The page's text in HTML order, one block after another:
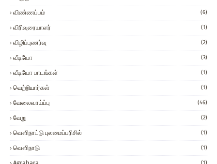
விண்ணப்பம் (6)
விரிவுரையாளர் (1)
விழிப்புணர்வு (2)
வீடியோ (3)
வீடியோ பாடங்கள் (1)
வெற்றியார்கள் (1)
வேலைவாய்ப்பு (46)
வேறு (2)
வௌிநாட்டு புலமைப்பரிசில் (1)
வௌிநாடு (1)
(1)